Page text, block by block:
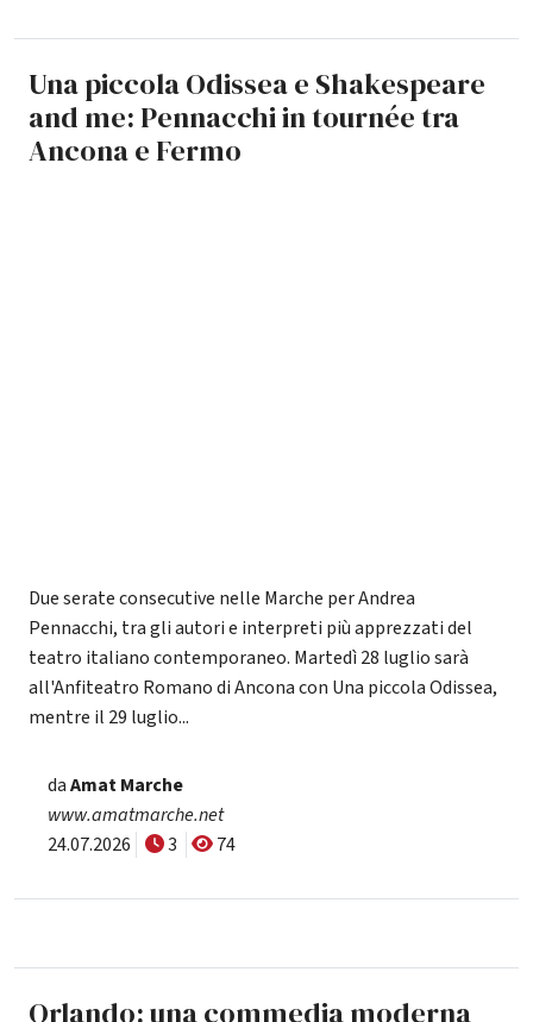
Una piccola Odissea e Shakespeare
and me: Pennacchi in tournée tra
Ancona e Fermo
Due serate consecutive nelle Marche per Andrea
Pennacchi, tra gli autori e interpreti più apprezzati del
teatro italiano contemporaneo. Martedì 28 luglio sarà
all'Anfiteatro Romano di Ancona con Una piccola Odissea,
mentre il 29 luglio...
daAmat Marche
www.amatmarche.net
24.07.2026
3 74
Orlando: una commedia moderna